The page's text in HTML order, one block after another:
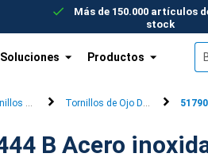
Más de 150.000 artículos
stock
Soluciones Productos
de Ojo Tornillos de Ojo DIN 444B 51790
B Acero